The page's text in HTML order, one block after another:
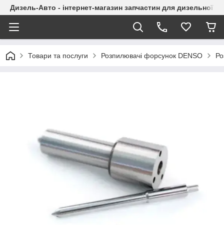
Дизель-Авто - інтернет-магазин запчастин для дизельної
Товари та послуги Розпилювачі форсунок DENSO